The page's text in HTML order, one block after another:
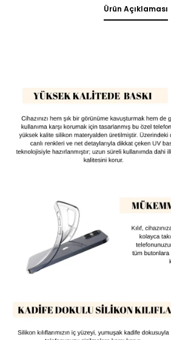
Ürün Açıklaması